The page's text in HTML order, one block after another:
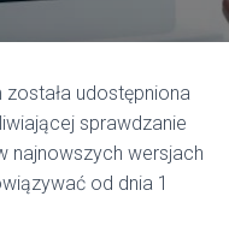
udostępniona
sprawdzanie
najnowszych wersjach
od dnia 1